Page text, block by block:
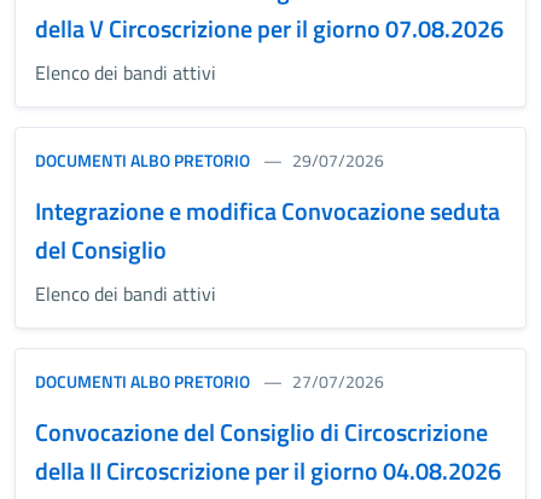
della V Circoscrizione per il giorno 07.08.2026
Elenco dei bandi attivi
DOCUMENTI ALBO PRETORIO 29/07/2026
Integrazione e modifica Convocazione seduta
del Consiglio
Elenco dei bandi attivi
DOCUMENTI ALBO PRETORIO 27/07/2026
Convocazione del Consiglio di Circoscrizione
della II Circoscrizione per il giorno 04.08.2026